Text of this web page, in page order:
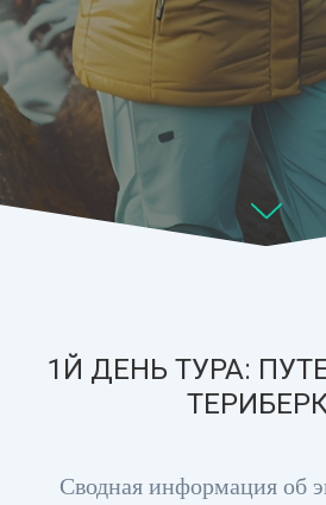
1Й ДЕНЬ ТУРА:
Сводная информация об